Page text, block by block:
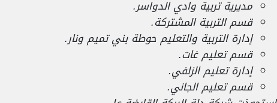
مديرية تربية وادي الدواسر.
قسم التربية المشتركة.
إدارة التربية والتعليم حوطة بني تميم ونار.
قسم تعليم غات.
إدارة تعليم الزلفي.
قسم تعليم الجاني.